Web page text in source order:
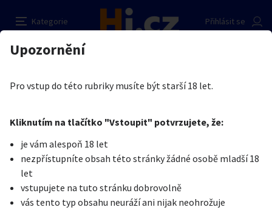
Kategorie
Přihlásit se
Auto-moto
Reality a bydlení Seznamka
Zvířata
Stroje a nářadí PC a elektro Sport a hobby
Sběratelství
Erotika Erotické zboží
Je nám líto, ale tenhle inzerát již není aktuální.
Ponozky
Prodávající
Pošlete uživateli zprávu
Nahlásit inzerát
Upozornění
Pro vstup do této rubriky musíte být starší 18 let.
Kliknutím na tlačítko "Vstoupit" potvrzujete, že:
je vám alespoň 18 let
nezpřístupníte obsah této stránky žádné osobě mladší 18
let
vstupujete na tuto stránku dobrovolně
vás tento typ obsahu neuráží ani nijak neohrožuje